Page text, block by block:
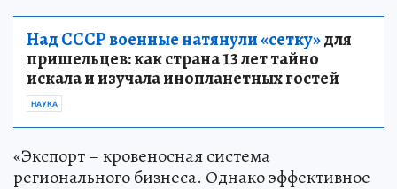
Над СССР военные натянули «сетку»для
пришельцев: как страна 13 лет тайно
искала и изучала инопланетных гостей
НАУКА
«Экспорт – кровеносная система
регионального бизнеса. Однако эффективное